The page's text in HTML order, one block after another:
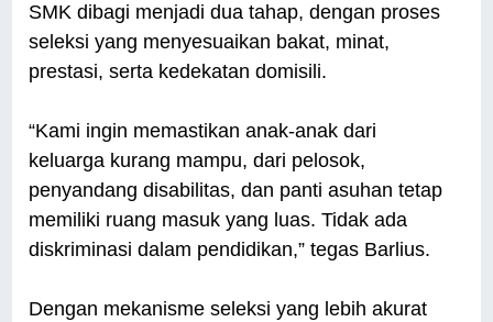
SMK dibagi menjadi dua tahap, dengan proses
seleksi yang menyesuaikan bakat, minat,
prestasi, serta kedekatan domisili.
“Kami ingin memastikan anak-anak dari
keluarga kurang mampu, dari pelosok,
penyandang disabilitas, dan panti asuhan tetap
memiliki ruang masuk yang luas. Tidak ada
diskriminasi dalam pendidikan,” tegas Barlius.
Dengan mekanisme seleksi yang lebih akurat